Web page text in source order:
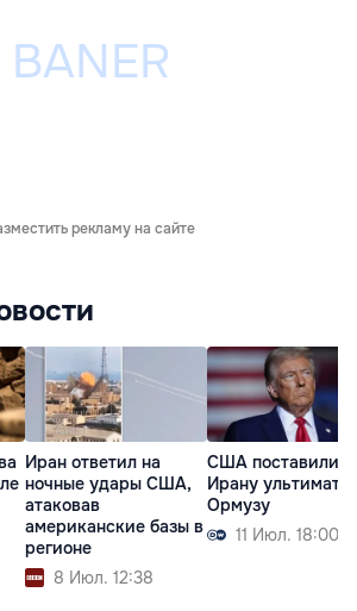
рекламу на сайте
Иран ответил на
ночные удары США,
атаковав
американские базы в
регионе
8 Июл. 12:38
США поставили
Ирану
Ормузу
11 Июл. 18:00